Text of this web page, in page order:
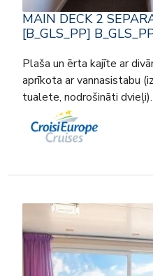
MAIN DECK 2
[B_GLS_PP]
Plaša un ērta kajīte ar
aprīkota ar vannasistabu
tualete, nodrošināti dvieļi).